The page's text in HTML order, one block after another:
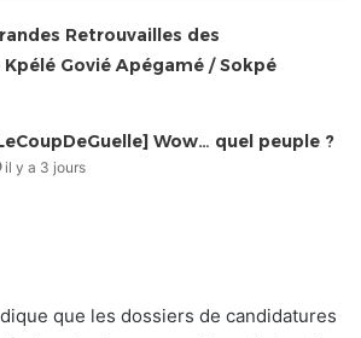
Retrouvailles des
Govié Apégamé / Sokpé
Wow… quel peuple ?
il y a 3 jours
que les dossiers de candidatures